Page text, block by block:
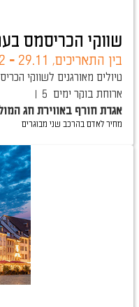
שווקי הכריסמס
בין התאריכים, -
טיולים מאורגנים לשווקי
5 ימים ארוחת בוקר
אגדת חורף באווירת חג
מחיר לאדם בהרכב שני מבוגרים